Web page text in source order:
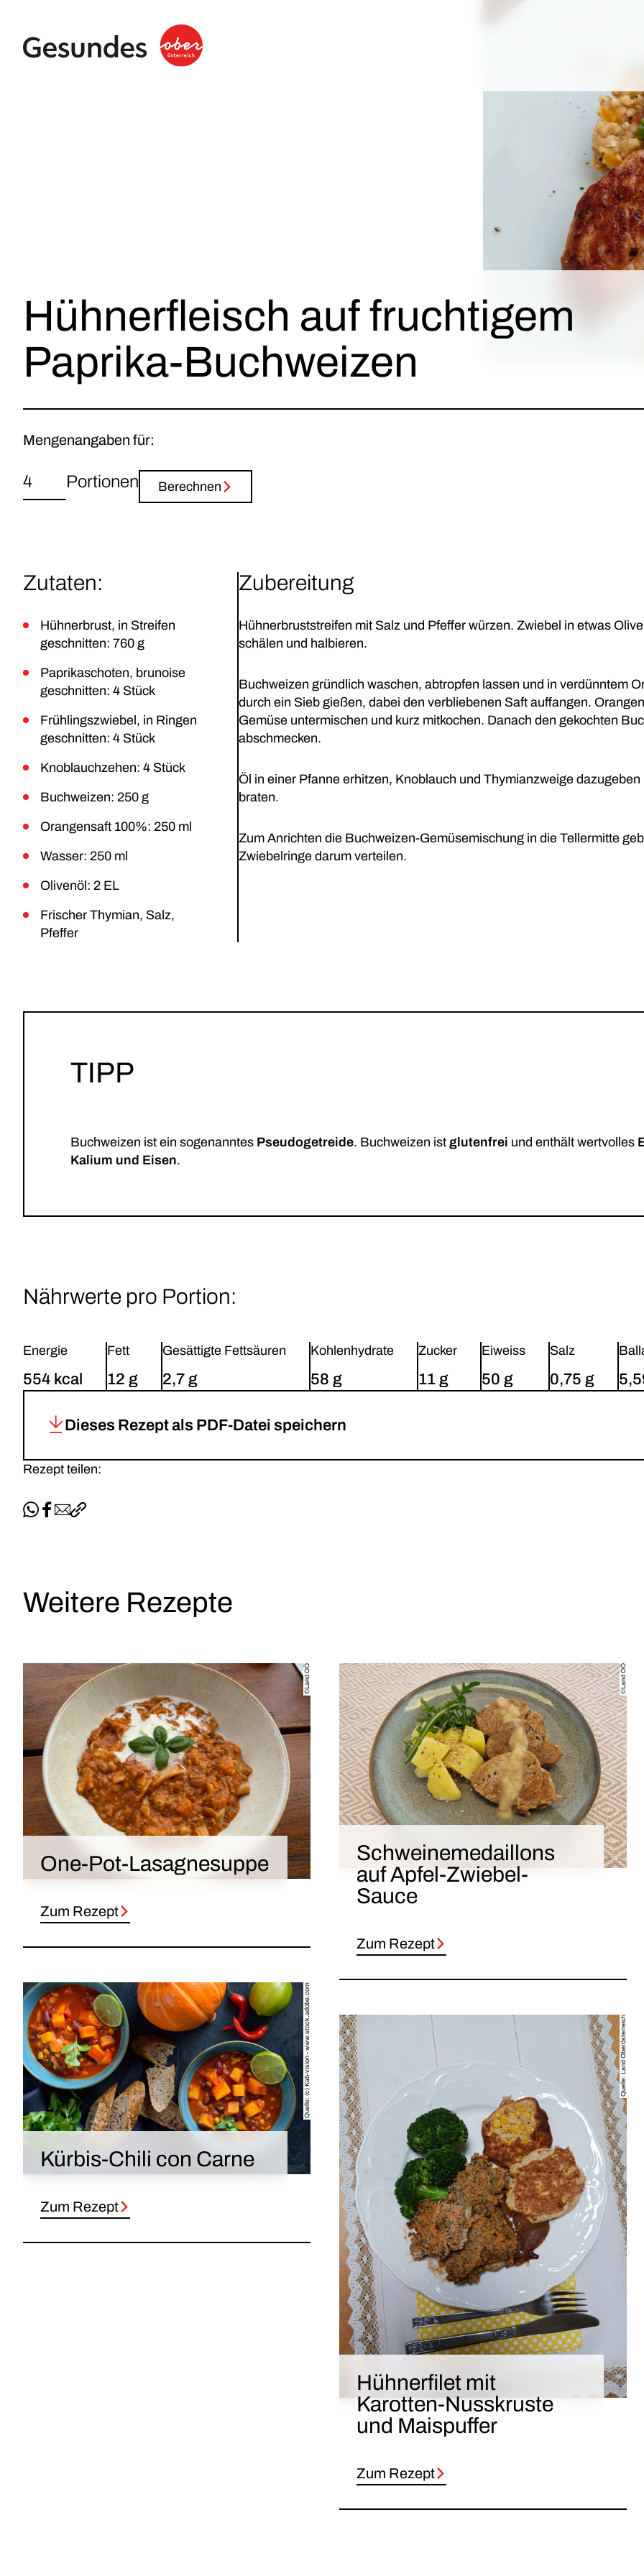
Hühnerfleisch auf fruchtigem
Paprika-Buchweizen
Mengenangaben für:
Portionen Berechnen
Zutaten:
Hühnerbrust, in Streifen
geschnitten: 760 g
Paprikaschoten, brunoise
geschnitten: 4 Stück
Frühlingszwiebel, in Ringen
geschnitten: 4 Stück
Knoblauchzehen: 4 Stück
Buchweizen: 250 g
Orangensaft 100%: 250 ml
Wasser: 250 ml
Olivenöl: 2 EL
Frischer Thymian, Salz,
Pfeffer
Zubereitung
Hühnerbruststreifen mit Salz und Pfeffer würzen. Zwiebel in etwas
schälen und halbieren.
Buchweizen gründlich waschen, abtropfen lassen und in verdünntem
durch ein Sieb gießen, dabei den verbliebenen Saft auffangen.
Gemüse untermischen und kurz mitkochen. Danach den gekochten
abschmecken.
Öl in einer Pfanne erhitzen, Knoblauch und Thymianzweige
braten.
Zum Anrichten die Buchweizen-Gemüsemischung in die Tellermitte
Zwiebelringe darum verteilen.
TIPP
Buchweizen ist ein sogenanntes Pseudogetreide. Buchweizen ist glutenfrei und enthält wertvolles
Kalium und Eisen.
Nährwerte pro Portion:
Energie
554 kcal
Fett
12 g
Gesättigte Fettsäuren
2,7 g
Kohlenhydrate
58 g
Zucker
11 g
Eiweiss
50 g
Salz
0,75 g
Dieses Rezept als PDF-Datei speichern
Rezept teilen:
Per WhatsApp teilen
Auf Facebook teilen
Per E-Mail teilen
Link kopieren
Weitere Rezepte
©Land OÖ
One-Pot-Lasagnesuppe
Zum Rezept
©Land OÖ
Schweinemedaillons
auf Apfel-Zwiebel-
Sauce
Zum Rezept
Quelle: (c) Kab-vision - www.stock.adobe.com
Kürbis-Chili con Carne
Zum Rezept
Quelle: Land Oberösterreich
Hühnerfilet mit
Karotten-Nusskruste
und Maispuffer
Zum Rezept